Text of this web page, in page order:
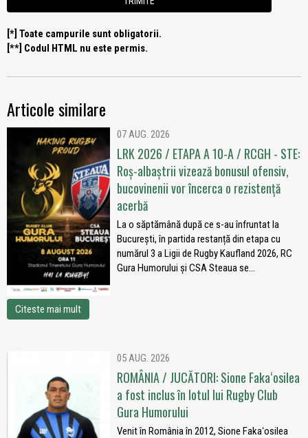
[*] Toate campurile sunt obligatorii.
[**] Codul HTML nu este permis.
Articole similare
07 AUG. 2026
LRK 2026 / ETAPA A 10-A / RCGH - STE:
Roș-albaștrii vizează bonusul ofensiv,
bucovinenii vor încerca o rezistență
acerbă
La o săptămână după ce s-au înfruntat la
București, în partida restanță din etapa cu
numărul 3 a Ligii de Rugby Kaufland 2026, RC
Gura Humorului și CSA Steaua se...
Citeste mai mult
05 AUG. 2026
ROMÂNIA / JUCĂTORI: Sione Fakaʻosilea
a fost inclus în lotul lui Rugby Club
Gura Humorului
Venit în România în 2012, Sione Fakaʻosilea